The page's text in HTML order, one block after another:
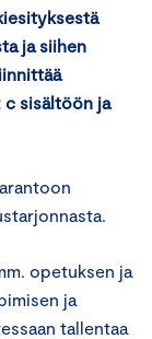
ja siihen
c sisältöön ja
opetuksen ja
ja
tallentaa